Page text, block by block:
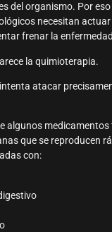
del organismo. Por
necesitan actuar
frenar la
la quimioterapia.
atacar
algunos
que se reproducen
con: